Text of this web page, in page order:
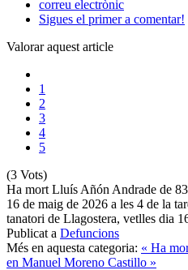
correu electrònic
Sigues el primer a comentar!
Valorar aquest article
1
2
3
4
5
(3 Vots)
Ha mort Lluís Añón Andrade de
16 de maig de 2026 a les 4 de la
tanatori de Llagostera, vetlles dia
Publicat a Defuncions
Més en aquesta categoria: « Ha
en Manuel Moreno Castillo »